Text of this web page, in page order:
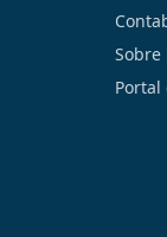
Sobre
Portal